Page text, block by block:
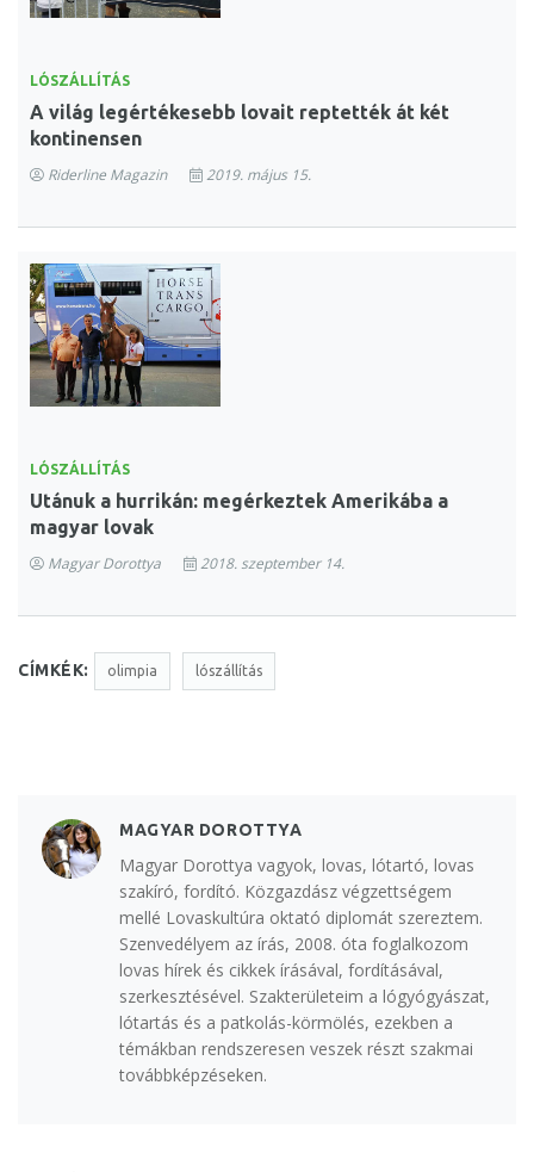
LÓSZÁLLÍTÁS
A világ legértékesebb lovait reptették át két
kontinensen
Riderline Magazin 2019. május 15.
LÓSZÁLLÍTÁS
Utánuk a hurrikán: megérkeztek Amerikába a
magyar lovak
Magyar Dorottya 2018. szeptember 14.
CÍMKÉK: olimpia lószállítás
MAGYAR DOROTTYA
Magyar Dorottya vagyok, lovas, lótartó, lovas
szakíró, fordító. Közgazdász végzettségem
mellé Lovaskultúra oktató diplomát szereztem.
Szenvedélyem az írás, 2008. óta foglalkozom
lovas hírek és cikkek írásával, fordításával,
szerkesztésével. Szakterületeim a lógyógyászat,
lótartás és a patkolás-körmölés, ezekben a
témákban rendszeresen veszek részt szakmai
továbbképzéseken.